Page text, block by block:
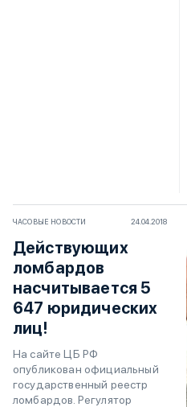
ЧАСОВЫЕ НОВОСТИ 24.04.2018
Действующих
ломбардов
насчитывается 5
647 юридических
лиц!
На сайте ЦБ РФ
опубликован официальный
государственный реестр
ломбардов. Регулятор